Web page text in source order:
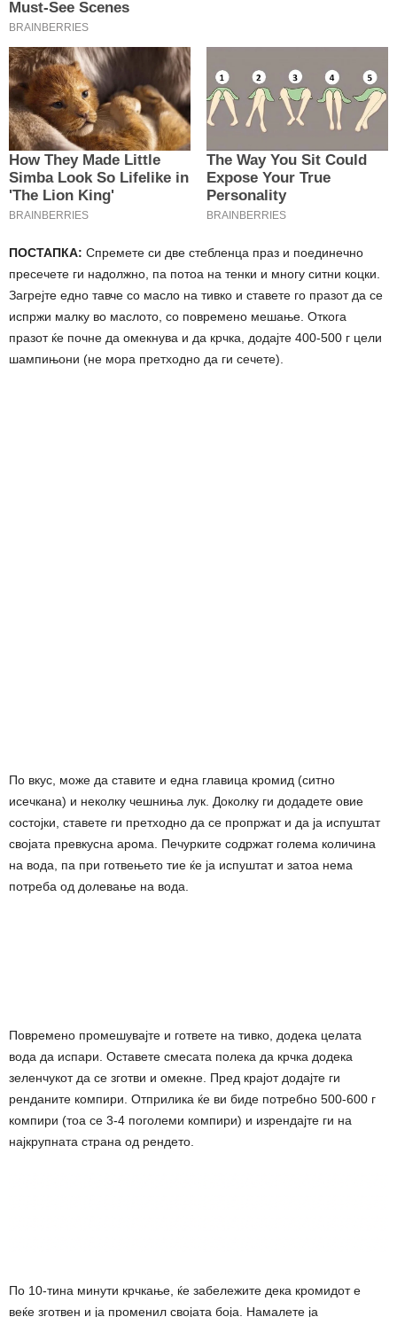
ПОСТАПКА: Спремете си две стебленца праз и поединечно
пресечете ги надолжно, па потоа на тенки и многу ситни коцки.
Загрејте едно тавче со масло на тивко и ставете го празот да се
испржи малку во маслото, со повремено мешање. Откога
празот ќе почне да омекнува и да крчка, додајте 400-500 г цели
шампињони (не мора претходно да ги сечете).
По вкус, може да ставите и една главица кромид (ситно
исечкана) и неколку чешниња лук. Доколку ги додадете овие
состојки, ставете ги претходно да се пропржат и да ја испуштат
својата превкусна арома. Печурките содржат голема количина
на вода, па при готвењето тие ќе ја испуштат и затоа нема
потреба од долевање на вода.
Повремено промешувајте и гответе на тивко, додека целата
вода да испари. Оставете смесата полека да крчка додека
зеленчукот да се зготви и омекне. Пред крајот додајте ги
ренданите компири. Отприлика ќе ви биде потребно 500-600 г
компири (тоа се 3-4 поголеми компири) и изрендајте ги на
најкрупната страна од рендето.
По 10-тина минути крчкање, ќе забележите дека кромидот е
веќе зготвен и ја променил својата боја. Намалете ја